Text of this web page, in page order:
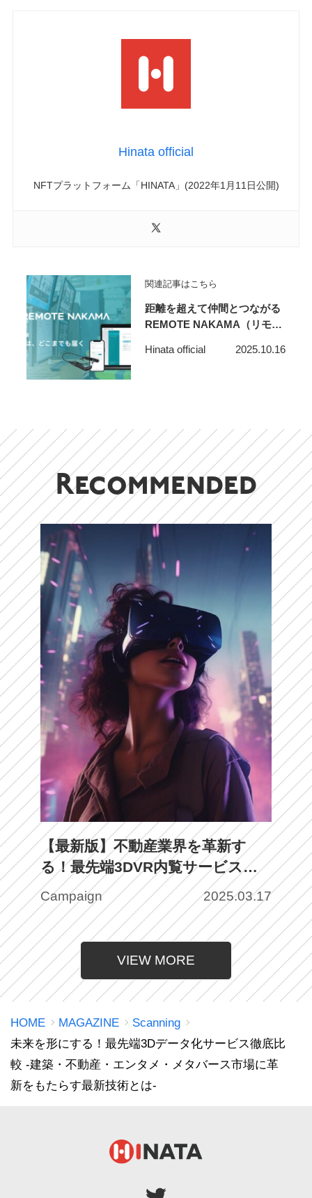
Hinata official
NFTプラットフォーム「HINATA」(2022年1月11日公開)
関連記事はこちら
距離を超えて仲間とつながる
REMOTE NAKAMA（リモー
くコミュニケーション
Hinata official 2025.10.16
Recommended
【最新版】不動産業界を革新す
る！最先端3DVR内覧サービスの
注目企業7選
Campaign 2025.03.17
VIEW MORE
HOME MAGAZINE
Scanning
未来を形にする！最先端3Dデータ化サービス徹底比
較 -建築・不動産・エンタメ・メタバース市場に革
新をもたらす最新技術とは-